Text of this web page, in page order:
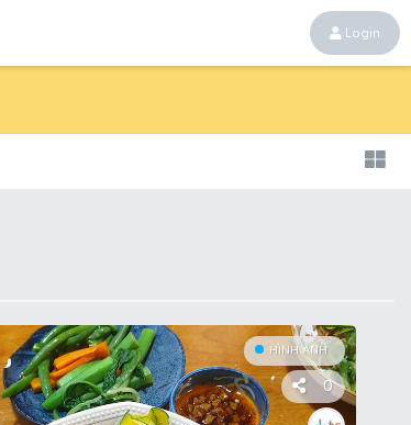
Login
HÌNH ẢNH
0